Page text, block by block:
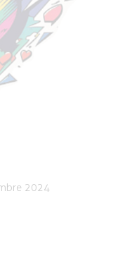
2024